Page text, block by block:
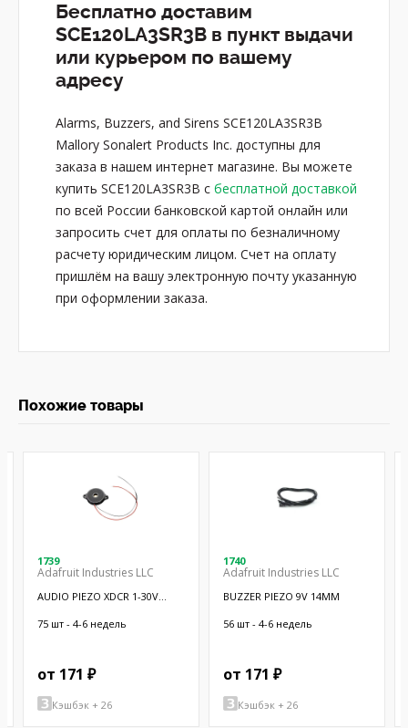
Бесплатно доставим
SCE120LA3SR3B в пункт выдачи
или курьером по вашему
адресу
Alarms, Buzzers, and Sirens SCE120LA3SR3B
Mallory Sonalert Products Inc. доступны для
заказа в нашем интернет магазине. Вы можете
купить SCE120LA3SR3B с бесплатной доставкой
по всей России банковской картой онлайн или
запросить счет для оплаты по безналичному
расчету юридическим лицом. Счет на оплату
пришлём на вашу электронную почту указанную
при оформлении заказа.
Похожие товары
1739
Adafruit Industries LLC
AUDIO PIEZO XDCR 1-30V
75 шт - 4-6 недель
от 171 ₽
Кэшбэк + 26
1740
Adafruit Industries LLC
BUZZER PIEZO 9V 14MM
56 шт - 4-6 недель
от 171 ₽
Кэшбэк + 26